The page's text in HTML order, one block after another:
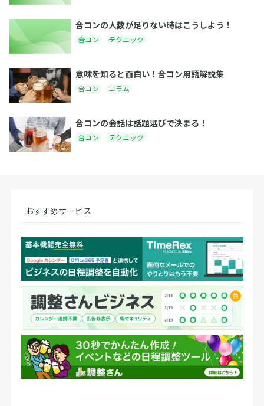
合コンの人数が足りない時はこうしよう！
合コン テクニック
意味を知ると面白い！合コン用語解説集
合コン コラム
合コンの会話は話題選びで決まる！
合コン テクニック
おすすめサービス